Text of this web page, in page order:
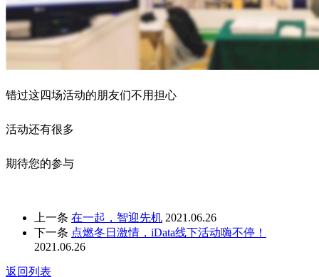
错过这四场活动的朋友们不用担心
活动还有很多
期待您的参与
上一条 在一起，智迎先机 2021.06.26
下一条 点燃冬日激情，iData线下活动嗨不停！
2021.06.26
返回列表